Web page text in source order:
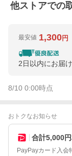
他ストアでの
最安値 1,300円
2日以内にお届
8/10 0:00時点
おトクなお知らせ
合計5,000
PayPayカード入会